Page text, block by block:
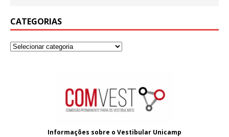
o
o
k
CATEGORIAS
Informações sobre o Vestibular Unicamp